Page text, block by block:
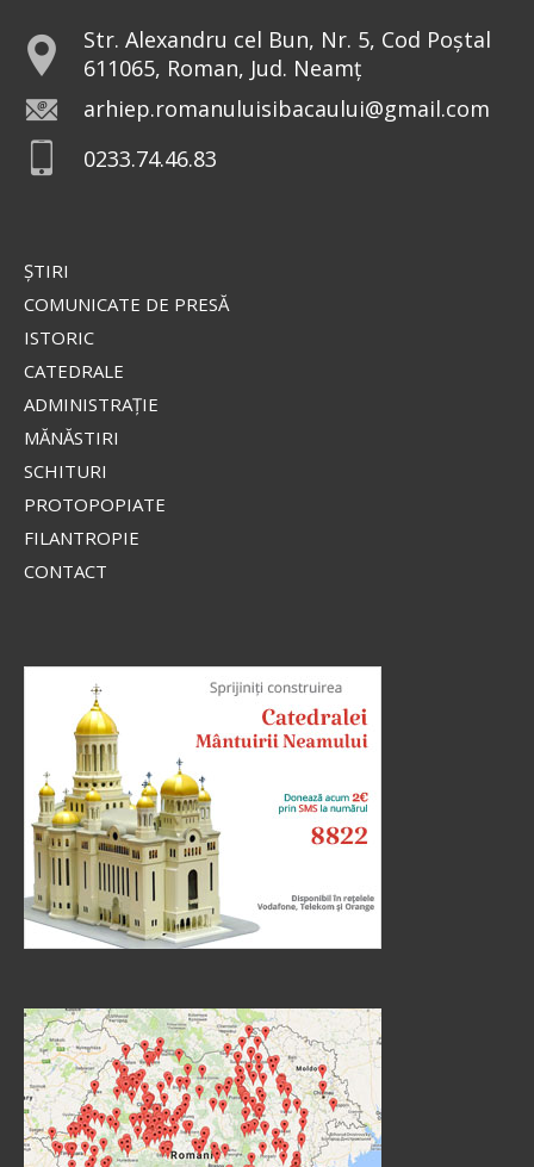
Str. Alexandru cel Bun, Nr. 5, Cod Poștal
611065, Roman, Jud. Neamț
arhiep.romanuluisibacaului@gmail.com
0233.74.46.83
ŞTIRI
COMUNICATE DE PRESĂ
ISTORIC
CATEDRALE
ADMINISTRAŢIE
MĂNĂSTIRI
SCHITURI
PROTOPOPIATE
FILANTROPIE
CONTACT